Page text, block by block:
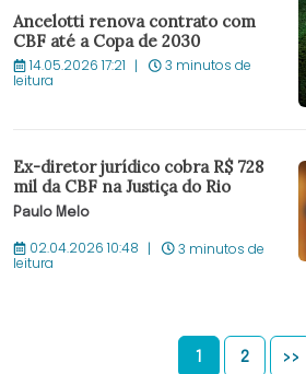
Ancelotti renova contrato com
CBF até a Copa de 2030
14.05.2026 17:21 3 minutos de
leitura
Ex-diretor jurídico cobra R$ 728
mil da CBF na Justiça do Rio
Paulo Melo
02.04.2026 10:48 3 minutos de
leitura
1 2 >>